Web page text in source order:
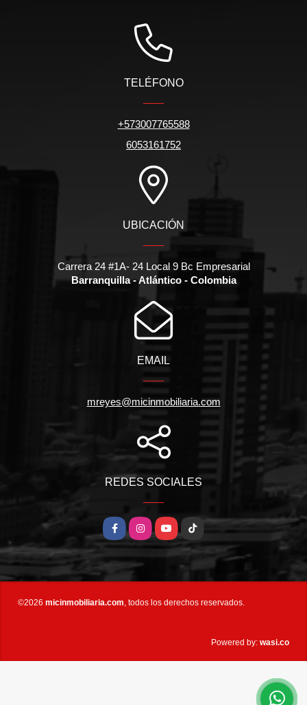
TELÉFONO
+573007765588
6053161752
UBICACIÓN
Carrera 24 #1A- 24 Local 9 Bc Empresarial
Barranquilla - Atlántico - Colombia
EMAIL
mreyes@micinmobiliaria.com
REDES SOCIALES
FacebookInstagramYouTubeTikTok
©2026 micinmobiliaria.com , todos los derechos reservados.
Powered by: wasi.co